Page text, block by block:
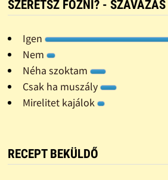
SZERETSZ FÕZNI? - SZAVAZÁS
Igen
Nem
Néha szoktam
Csak ha muszály
Mirelitet kajálok
RECEPT BEKÜLDŐ